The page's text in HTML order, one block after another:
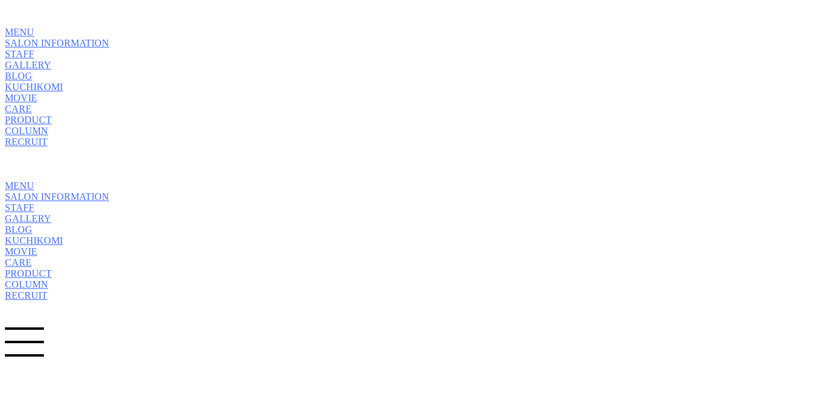
MENU
SALON INFORMATION
STAFF
GALLERY
BLOG
KUCHIKOMI
MOVIE
CARE
PRODUCT
COLUMN
RECRUIT
MENU
SALON INFORMATION
STAFF
GALLERY
BLOG
KUCHIKOMI
MOVIE
CARE
PRODUCT
COLUMN
RECRUIT